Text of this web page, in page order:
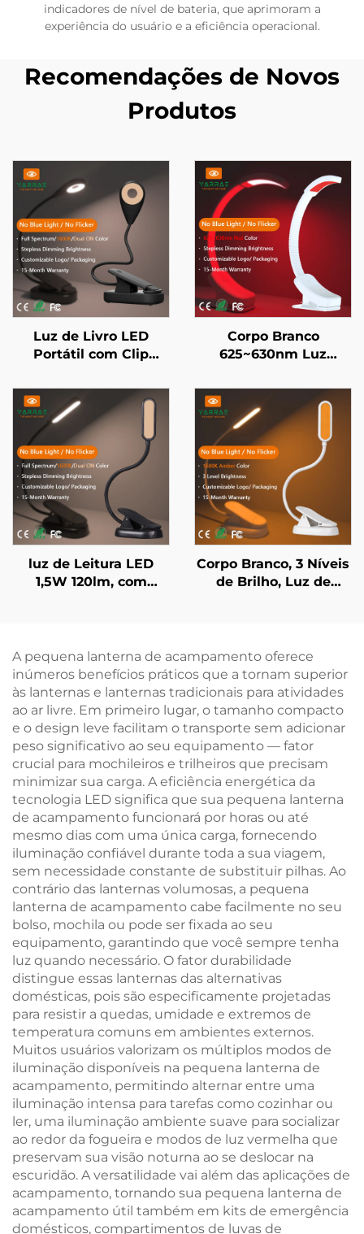
indicadores de nível de bateria, que aprimoram a
experiência do usuário e a eficiência operacional.
Recomendações de Novos
Produtos
Luz de Livro LED
Portátil com Clip
Completo 4000K e
Âmbar 1600K
Certificada
CE/Rohs/FCC
Corpo Branco
625~630nm Luz
com Dimmer
Contínuo, Memória de
Brilho Automático,
Bateria de 800mAh,
Duração de 60H e
Carregamento Rápido
em 1 Hora
luz de Leitura LED
1,5W 120lm, com
para Livros com Corpo
Preto
Corpo Branco, 3 Níveis
de Brilho, Luz de
Luz de Leitura LED
com Cor Âmbar de
1600K
A pequena lanterna de acampamento oferece
inúmeros benefícios práticos que a tornam superior
às lanternas e lanternas tradicionais para atividades
ao ar livre. Em primeiro lugar, o tamanho compacto
e o design leve facilitam o transporte sem adicionar
peso significativo ao seu equipamento — fator
crucial para mochileiros e trilheiros que precisam
minimizar sua carga. A eficiência energética da
tecnologia LED significa que sua pequena lanterna
de acampamento funcionará por horas ou até
mesmo dias com uma única carga, fornecendo
iluminação confiável durante toda a sua viagem,
sem necessidade constante de substituir pilhas. Ao
contrário das lanternas volumosas, a pequena
lanterna de acampamento cabe facilmente no seu
bolso, mochila ou pode ser fixada ao seu
equipamento, garantindo que você sempre tenha
luz quando necessário. O fator durabilidade
distingue essas lanternas das alternativas
domésticas, pois são especificamente projetadas
para resistir a quedas, umidade e extremos de
temperatura comuns em ambientes externos.
Muitos usuários valorizam os múltiplos modos de
iluminação disponíveis na pequena lanterna de
acampamento, permitindo alternar entre uma
iluminação intensa para tarefas como cozinhar ou
ler, uma iluminação ambiente suave para socializar
ao redor da fogueira e modos de luz vermelha que
preservam sua visão noturna ao se deslocar na
escuridão. A versatilidade vai além das aplicações de
acampamento, tornando sua pequena lanterna de
acampamento útil também em kits de emergência
domésticos, compartimentos de luvas de